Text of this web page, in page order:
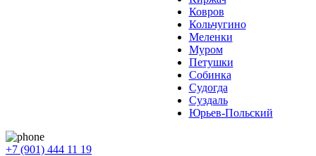
Ковров
Кольчугино
Меленки
Муром
Петушки
Собинка
Судогда
Суздаль
Юрьев-Польский
+7 (901) 444 11 19